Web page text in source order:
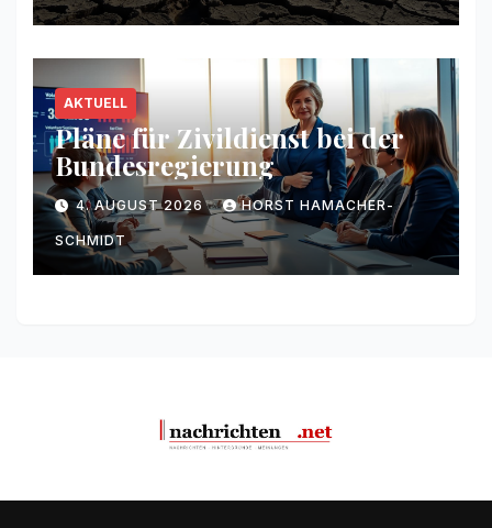
AKTUELL
Pläne für Zivildienst bei der
Bundesregierung
4. AUGUST 2026 HORST HAMACHER-
SCHMIDT